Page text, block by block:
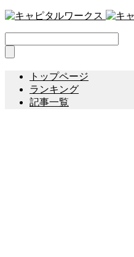
トップページ
ランキング
記事一覧